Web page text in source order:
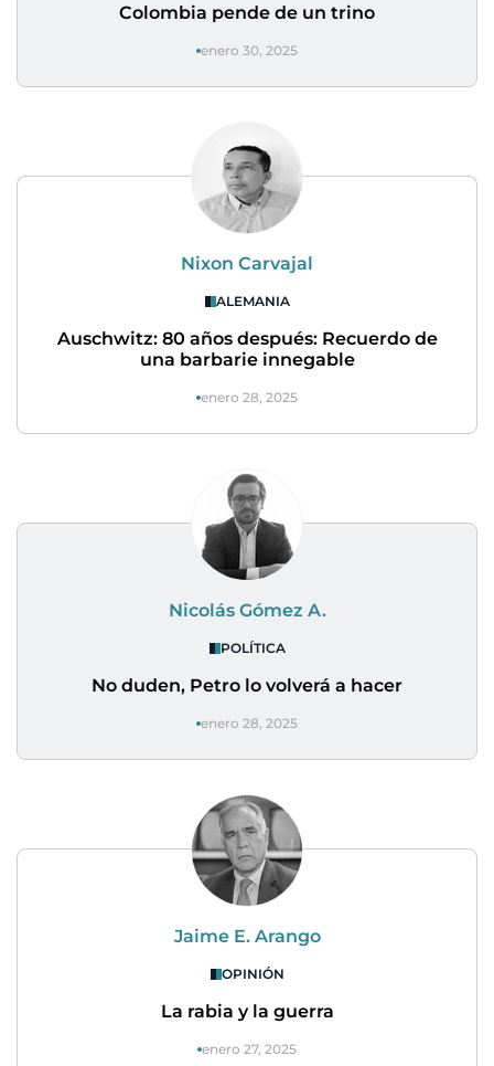
Colombia pende de un trino
enero 30, 2025
Nixon Carvajal
ALEMANIA
Auschwitz: 80 años después: Recuerdo de
una barbarie innegable
enero 28, 2025
Nicolás Gómez A.
POLÍTICA
No duden, Petro lo volverá a hacer
enero 28, 2025
Jaime E. Arango
OPINIÓN
La rabia y la guerra
enero 27, 2025